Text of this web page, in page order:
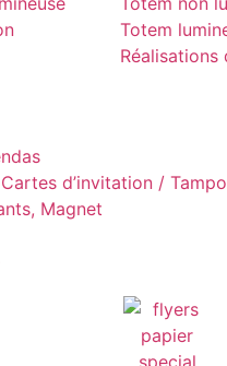
Totem
d’invitation /
Magnet